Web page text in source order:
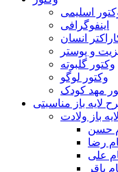
اسلیمی
اینفوگرافی
انسان
و پوستر
وکتور گلبوته
وکتور لوگو
مهد کودک
لایه باز مناسبتی
باز ولادت
حسن
رضا
علی
باقر